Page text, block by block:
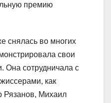
премию
снялась во многих
свои
Она сотрудничала с
как
Рязанов, Михаил